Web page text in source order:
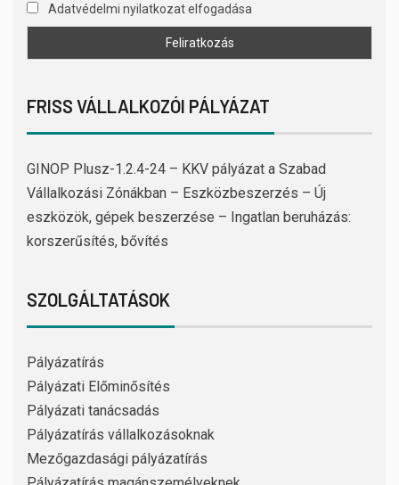
Adatvédelmi nyilatkozat elfogadása
FRISS VÁLLALKOZÓI PÁLYÁZAT
GINOP Plusz-1.2.4-24 – KKV pályázat a Szabad
Vállalkozási Zónákban – Eszközbeszerzés – Új
eszközök, gépek beszerzése – Ingatlan beruházás:
korszerűsítés, bővítés
SZOLGÁLTATÁSOK
Pályázatírás
Pályázati Előminősítés
Pályázati tanácsadás
Pályázatírás vállalkozásoknak
Mezőgazdasági pályázatírás